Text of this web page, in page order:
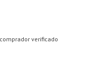
comprador verificado